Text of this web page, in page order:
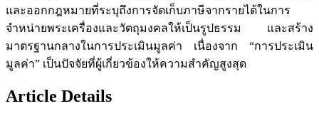
และออกกฎหมายที่ระบุถึงการจัดเก็บภาษีจากรายได้ในการ
จำหน่ายพระเครื่องและวัตถุมงคลให้เป็นรูปธรรม และสร้าง
มาตรฐานกลางในการประเมินมูลค่า เนื่องจาก “การประเมิน
มูลค่า” เป็นปัจจัยที่ผู้เกี่ยวข้องให้ความสำคัญสูงสุด
Article Details